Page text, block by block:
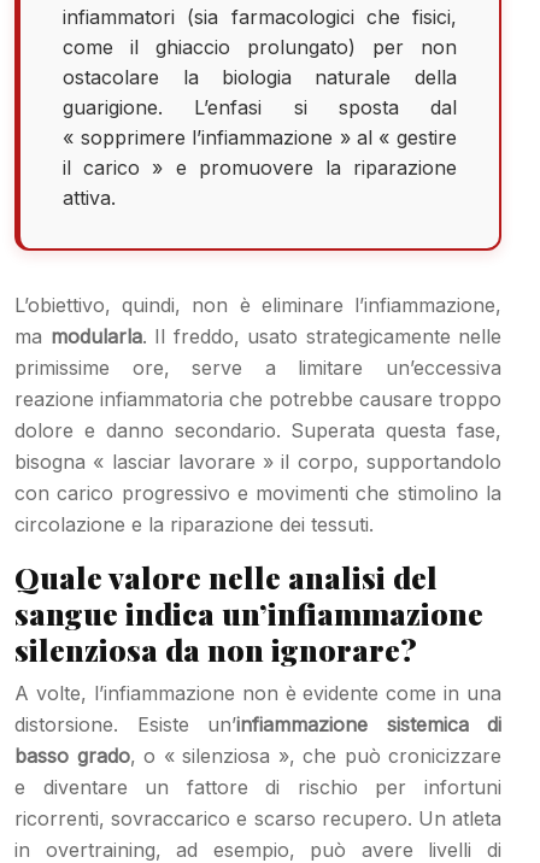
infiammatori (sia farmacologici che fisici,
come il ghiaccio prolungato) per non
ostacolare la biologia naturale della
guarigione. L’enfasi si sposta dal
« sopprimere l’infiammazione » al « gestire
il carico » e promuovere la riparazione
attiva.
L’obiettivo, quindi, non è eliminare l’infiammazione,
ma modularla. Il freddo, usato strategicamente nelle
primissime ore, serve a limitare un’eccessiva
reazione infiammatoria che potrebbe causare troppo
dolore e danno secondario. Superata questa fase,
bisogna « lasciar lavorare » il corpo, supportandolo
con carico progressivo e movimenti che stimolino la
circolazione e la riparazione dei tessuti.
Quale valore nelle analisi del
sangue indica un’infiammazione
silenziosa da non ignorare?
A volte, l’infiammazione non è evidente come in una
distorsione. Esiste un’infiammazione sistemica di
basso grado, o « silenziosa », che può cronicizzare
e diventare un fattore di rischio per infortuni
ricorrenti, sovraccarico e scarso recupero. Un atleta
in overtraining, ad esempio, può avere livelli di